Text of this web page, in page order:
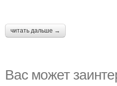
читать дальше →
Вас может